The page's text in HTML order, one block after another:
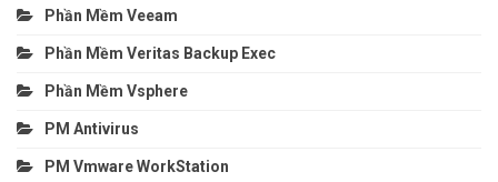
Phần Mềm Veeam
Phần Mềm Veritas Backup Exec
Phần Mềm Vsphere
PM Antivirus
PM Vmware WorkStation